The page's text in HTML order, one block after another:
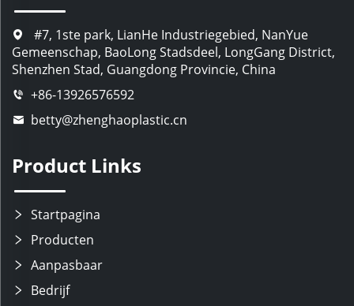
#7, 1ste park, LianHe Industriegebied, NanYue
Gemeenschap, BaoLong Stadsdeel, LongGang District,
Shenzhen Stad, Guangdong Provincie, China
+86-13926576592
betty@zhenghaoplastic.cn
Product Links
Startpagina
Producten
Aanpasbaar
Bedrijf